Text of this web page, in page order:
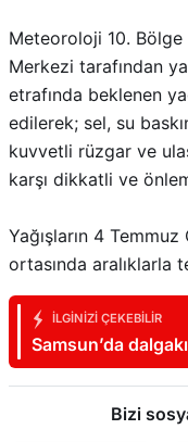
Meteoroloji 10. Bölge
Merkezi tarafından
etrafında beklenen
edilerek; sel, su
kuvvetli rüzgar ve
karşı dikkatli ve
Yağışların 4
ortasında aralıklarla
İLGINIZI ÇEKEBILIR
Samsun’da
ve Akdeniz’i
Bizi